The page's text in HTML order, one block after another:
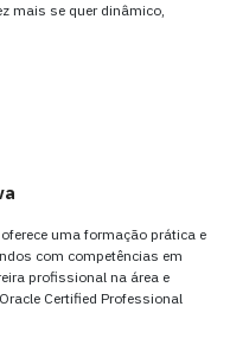
mais se quer dinâmico,
uma formação prática e
com competências em
profissional na área e
Certified Professional